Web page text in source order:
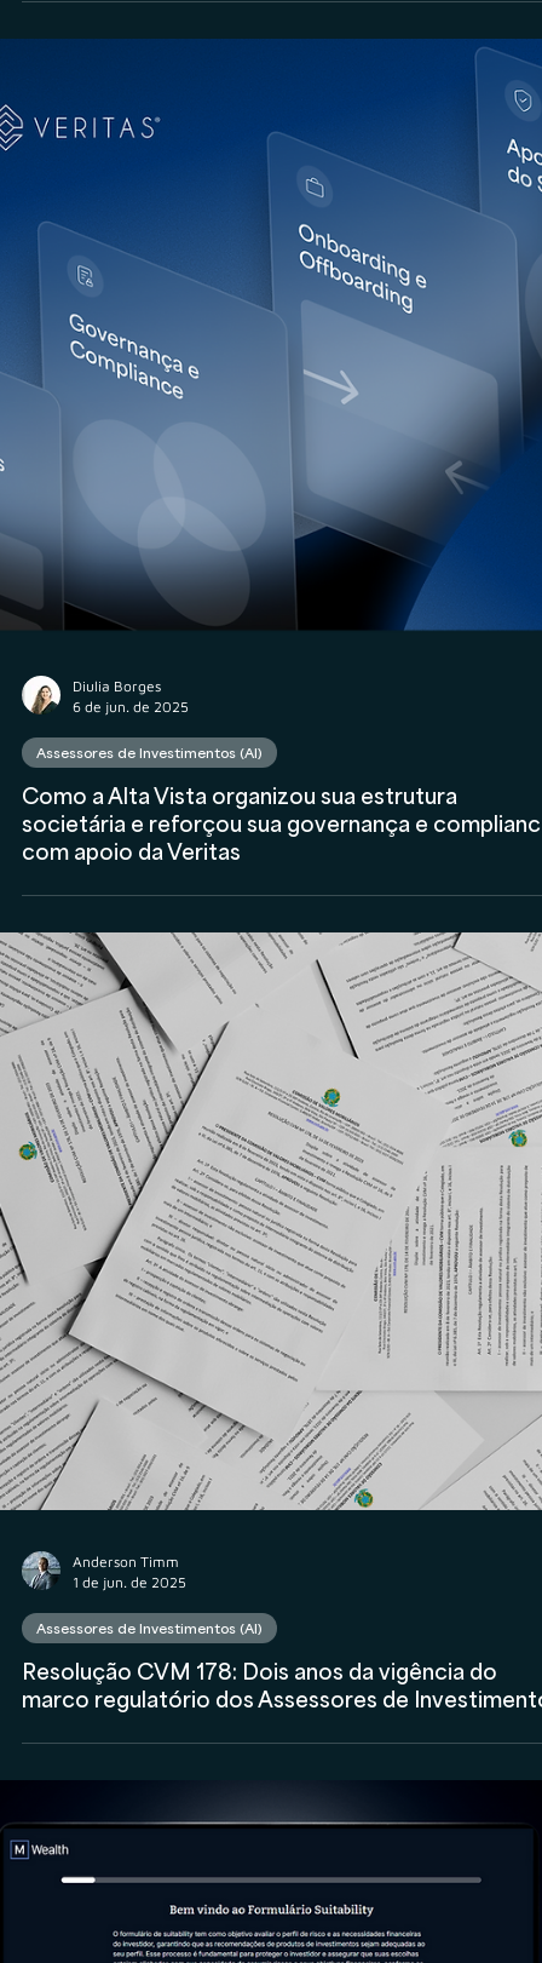
Anderson Timm
Report de dados sobre Consultoria CVM 2025:
explore os principais indicadores sobre a atividade
Rodolfo Al Alam
18 de jun. de 2025
Consultor CVM
O crescimento dos consultores de investimentos
Pessoa Física no Brasil: dados e desafios